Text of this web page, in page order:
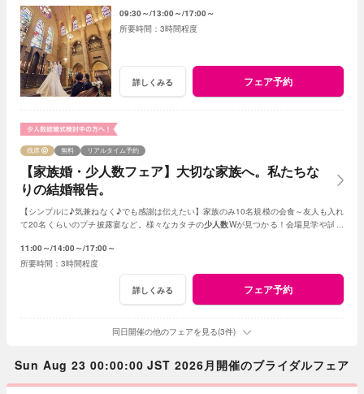
09:30～ 13:00～ 17:00～
3時間程度
詳しくみる フェア予約
【家族婚・少人数フェア】大切な家族へ。私たちな
りの結婚報告。
残席 無料 リアルタイム予約
【シンプルに♪気兼ねなく♪でも感謝は伝えたい】家族のみ10名規模の会食～友人も入れ
て20名くらいのプチ披露宴など。様々なカタチの少人数Wが見つかる！会場見学や試食
11:00～ 14:00～ 17:00～
3時間程度
詳しくみる フェア予約
同日開催の他のフェアを見る(3件)
Sun Aug 23 00:00:00 JST 2026月開催のブライダルフェア